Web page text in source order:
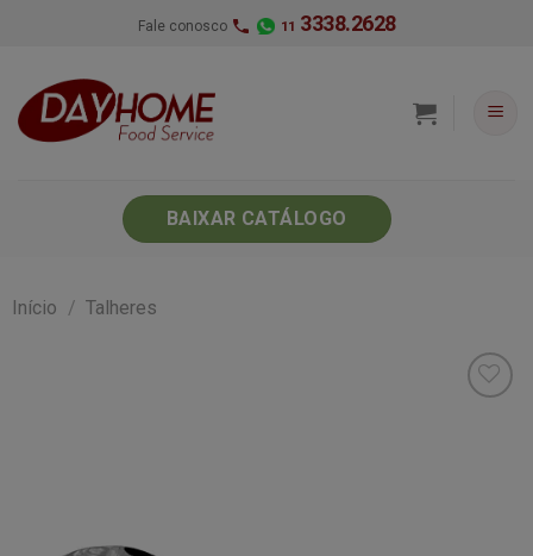
Fale conosco 11 3338.2628
BAIXAR CATÁLOGO
Início / Talheres